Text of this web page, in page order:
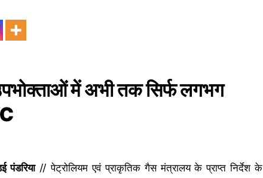
में अभी तक सिर्फ लगभग
पंडरिया// पेट्रोलियम एवं प्राकृतिक गैस मंत्रालय के प्राप्त निर्देश के